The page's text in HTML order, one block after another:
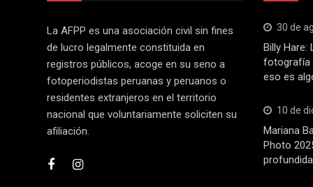
La AFPP es una asociación civil sin fines
de lucro legalmente constituida en
registros públicos, acoge en su seno a
fotoperiodistas peruanas y peruanos o
residentes extranjeros en el territorio
nacional que voluntariamente soliciten su
afiliación.
30 de
Billy Hare:
fotografía
eso es
10 de
Mariana
Photo